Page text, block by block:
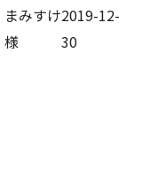
まみすけ
様
2019-12-
30